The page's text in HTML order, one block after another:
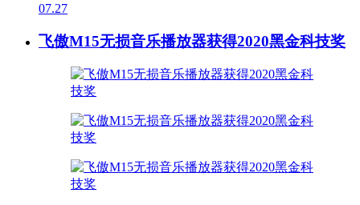
07.27
飞傲M15无损音乐播放器获得2020黑金科技奖